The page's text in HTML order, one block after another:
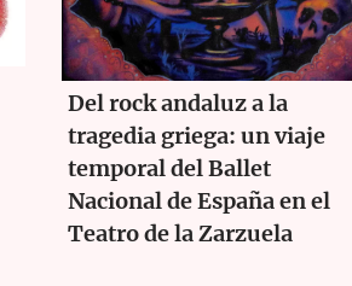
Del rock andaluz a la
tragedia griega: un viaje
temporal del Ballet
Nacional de España en el
Teatro de la Zarzuela